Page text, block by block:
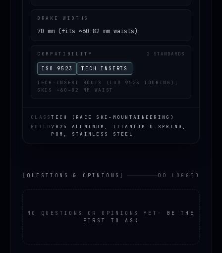
BRAKE WIDTHS
70 mm (fits ~60-82 mm waists)
COMPATIBILITY 2 STANDARDS
ISO 9523 TECH INSERTS
TECH-INSERT BOOTS (ISO 9523 TOURING);
SKIS ~60–82 MM WAIST
CLASSTECH (RACE SKI-MOUNTAINEERING)
BUILD 7075 ALUMINUM, TITANIUM U‑SPRING,
POM, STAINLESS STEEL
QUESTIONS & OPINIONS 00 LOGGED
NO QUESTIONS OR OPINIONS YET ·
BE THE
FIRST TO ASK